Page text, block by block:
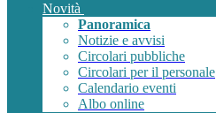
Novità
Panoramica
Notizie e avvisi
Circolari pubbliche
Circolari per il personale
Calendario eventi
Albo online